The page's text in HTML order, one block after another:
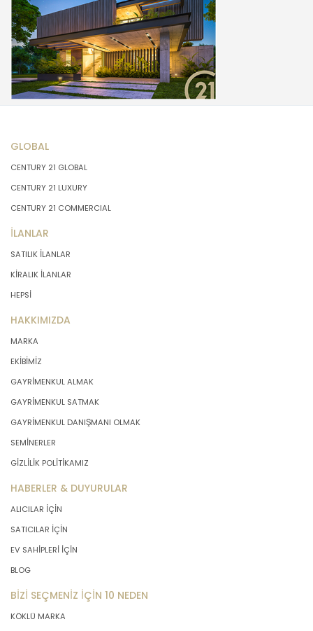
GLOBAL
CENTURY 21 GLOBAL
CENTURY 21 LUXURY
CENTURY 21 COMMERCIAL
İLANLAR
SATILIK İLANLAR
KİRALIK İLANLAR
HEPSİ
HAKKIMIZDA
MARKA
EKİBİMİZ
GAYRİMENKUL ALMAK
GAYRİMENKUL SATMAK
GAYRİMENKUL DANIŞMANI OLMAK
SEMİNERLER
GİZLİLİK POLİTİKAMIZ
HABERLER & DUYURULAR
ALICILAR İÇİN
SATICILAR İÇİN
EV SAHİPLERİ İÇİN
BLOG
BİZİ SEÇMENİZ İÇİN 10 NEDEN
KÖKLÜ MARKA